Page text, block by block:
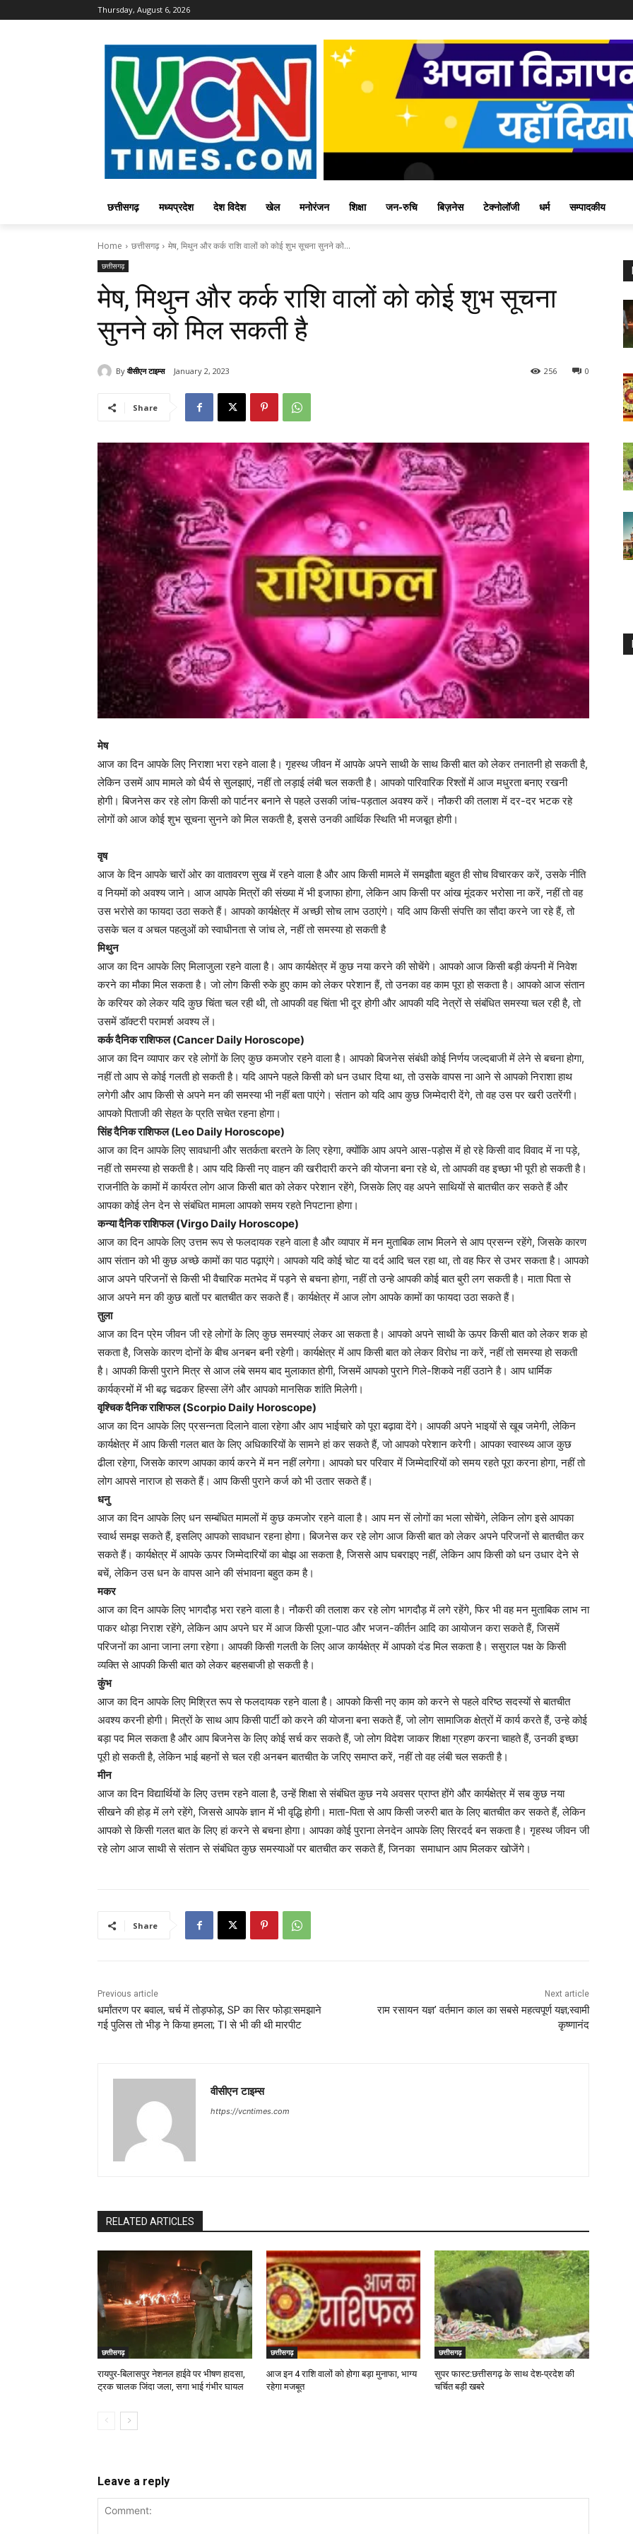
Thursday, August 6, 2026
छत्तीसगढ़ मध्यप्रदेश देश विदेश खेल मनोरंजन शिक्षा जन-रुचि बिज़नेस टेक्नोलॉजी धर्म सम्पादकीय
Home छत्तीसगढ़ मेष, मिथुन और कर्क राशि वालों को कोई शुभ सूचना सुनने को...
छत्तीसगढ़
मेष, मिथुन और कर्क राशि वालों को कोई शुभ सूचना
सुनने को मिल सकती है
By वीसीएन टाइम्स January 2, 2023 0
256
Share
मेष
आज का दिन आपके लिए निराशा भरा रहने वाला है। गृहस्थ जीवन में आपके अपने साथी के साथ किसी बात को लेकर तनातनी हो सकती है,
लेकिन उसमें आप मामले को धैर्य से सुलझाएं, नहीं तो लड़ाई लंबी चल सकती है। आपको पारिवारिक रिश्तों में आज मधुरता बनाए रखनी
होगी। बिजनेस कर रहे लोग किसी को पार्टनर बनाने से पहले उसकी जांच-पड़ताल अवश्य करें। नौकरी की तलाश में दर-दर भटक रहे
लोगों को आज कोई शुभ सूचना सुनने को मिल सकती है, इससे उनकी आर्थिक स्थिति भी मजबूत होगी।
वृष
आज के दिन आपके चारों ओर का वातावरण सुख में रहने वाला है और आप किसी मामले में समझौता बहुत ही सोच विचारकर करें, उसके नीति
व नियमों को अवश्य जाने। आज आपके मित्रों की संख्या में भी इजाफा होगा, लेकिन आप किसी पर आंख मूंदकर भरोसा ना करें, नहीं तो वह
उस भरोसे का फायदा उठा सकते हैं। आपको कार्यक्षेत्र में अच्छी सोच लाभ उठाएंगे। यदि आप किसी संपत्ति का सौदा करने जा रहे हैं, तो
उसके चल व अचल पहलुओं को स्वाधीनता से जांच ले, नहीं तो समस्या हो सकती है
मिथुन
आज का दिन आपके लिए मिलाजुला रहने वाला है। आप कार्यक्षेत्र में कुछ नया करने की सोचेंगे। आपको आज किसी बड़ी कंपनी में निवेश
करने का मौका मिल सकता है। जो लोग किसी रुके हुए काम को लेकर परेशान हैं, तो उनका वह काम पूरा हो सकता है। आपको आज संतान
के करियर को लेकर यदि कुछ चिंता चल रही थी, तो आपकी वह चिंता भी दूर होगी और आपकी यदि नेत्रों से संबंधित समस्या चल रही है, तो
उसमें डॉक्टरी परामर्श अवश्य लें।
कर्क दैनिक राशिफल (Cancer Daily Horoscope)
आज का दिन व्यापार कर रहे लोगों के लिए कुछ कमजोर रहने वाला है। आपको बिजनेस संबंधी कोई निर्णय जल्दबाजी में लेने से बचना होगा,
नहीं तो आप से कोई गलती हो सकती है। यदि आपने पहले किसी को धन उधार दिया था, तो उसके वापस ना आने से आपको निराशा हाथ
लगेगी और आप किसी से अपने मन की समस्या भी नहीं बता पाएंगे। संतान को यदि आप कुछ जिम्मेदारी देंगे, तो वह उस पर खरी उतरेंगी।
आपको पिताजी की सेहत के प्रति सचेत रहना होगा।
सिंह दैनिक राशिफल (Leo Daily Horoscope)
आज का दिन आपके लिए सावधानी और सतर्कता बरतने के लिए रहेगा, क्योंकि आप अपने आस-पड़ोस में हो रहे किसी वाद विवाद में ना पड़े,
नहीं तो समस्या हो सकती है। आप यदि किसी नए वाहन की खरीदारी करने की योजना बना रहे थे, तो आपकी वह इच्छा भी पूरी हो सकती है।
राजनीति के कामों में कार्यरत लोग आज किसी बात को लेकर परेशान रहेंगे, जिसके लिए वह अपने साथियों से बातचीत कर सकते हैं और
आपका कोई लेन देन से संबंधित मामला आपको समय रहते निपटाना होगा।
कन्या दैनिक राशिफल (Virgo Daily Horoscope)
आज का दिन आपके लिए उत्तम रूप से फलदायक रहने वाला है और व्यापार में मन मुताबिक लाभ मिलने से आप प्रसन्न रहेंगे, जिसके कारण
आप संतान को भी कुछ अच्छे कामों का पाठ पढ़ाएंगे। आपको यदि कोई चोट या दर्द आदि चल रहा था, तो वह फिर से उभर सकता है। आपको
आज अपने परिजनों से किसी भी वैचारिक मतभेद में पड़ने से बचना होगा, नहीं तो उन्हे आपकी कोई बात बुरी लग सकती है। माता पिता से
आज अपने मन की कुछ बातों पर बातचीत कर सकते हैं। कार्यक्षेत्र में आज लोग आपके कामों का फायदा उठा सकते हैं।
तुला
आज का दिन प्रेम जीवन जी रहे लोगों के लिए कुछ समस्याएं लेकर आ सकता है। आपको अपने साथी के ऊपर किसी बात को लेकर शक हो
सकता है, जिसके कारण दोनों के बीच अनबन बनी रहेगी। कार्यक्षेत्र में आप किसी बात को लेकर विरोध ना करें, नहीं तो समस्या हो सकती
है। आपकी किसी पुराने मित्र से आज लंबे समय बाद मुलाकात होगी, जिसमें आपको पुराने गिले-शिकवे नहीं उठाने है। आप धार्मिक
कार्यक्रमों में भी बढ़ चढकर हिस्सा लेंगे और आपको मानसिक शांति मिलेगी।
वृश्चिक दैनिक राशिफल (Scorpio Daily Horoscope)
आज का दिन आपके लिए प्रसन्नता दिलाने वाला रहेगा और आप भाईचारे को पूरा बढ़ावा देंगे। आपकी अपने भाइयों से खूब जमेगी, लेकिन
कार्यक्षेत्र में आप किसी गलत बात के लिए अधिकारियों के सामने हां कर सकते हैं, जो आपको परेशान करेगी। आपका स्वास्थ्य आज कुछ
ढीला रहेगा, जिसके कारण आपका कार्य करने में मन नहीं लगेगा। आपको घर परिवार में जिम्मेदारियों को समय रहते पूरा करना होगा, नहीं तो
लोग आपसे नाराज हो सकते हैं। आप किसी पुराने कर्ज को भी उतार सकते हैं।
धनु
आज का दिन आपके लिए धन सम्बंधित मामलों में कुछ कमजोर रहने वाला है। आप मन सें लोगों का भला सोचेंगे, लेकिन लोग इसे आपका
स्वार्थ समझ सकते हैं, इसलिए आपको सावधान रहना होगा। बिजनेस कर रहे लोग आज किसी बात को लेकर अपने परिजनों से बातचीत कर
सकते हैं। कार्यक्षेत्र में आपके ऊपर जिम्मेदारियों का बोझ आ सकता है, जिससे आप घबराइए नहीं, लेकिन आप किसी को धन उधार देने से
बचें, लेकिन उस धन के वापस आने की संभावना बहुत कम है।
मकर
आज का दिन आपके लिए भागदौड़ भरा रहने वाला है। नौकरी की तलाश कर रहे लोग भागदौड़ में लगे रहेंगे, फिर भी वह मन मुताबिक लाभ ना
पाकर थोड़ा निराश रहेंगे, लेकिन आप अपने घर में आज किसी पूजा-पाठ और भजन-कीर्तन आदि का आयोजन करा सकते हैं, जिसमें
परिजनों का आना जाना लगा रहेगा। आपकी किसी गलती के लिए आज कार्यक्षेत्र में आपको दंड मिल सकता है। ससुराल पक्ष के किसी
व्यक्ति से आपकी किसी बात को लेकर बहसबाजी हो सकती है।
कुंभ
आज का दिन आपके लिए मिश्रित रूप से फलदायक रहने वाला है। आपको किसी नए काम को करने से पहले वरिष्ठ सदस्यों से बातचीत
अवश्य करनी होगी। मित्रों के साथ आप किसी पार्टी को करने की योजना बना सकते हैं, जो लोग सामाजिक क्षेत्रों में कार्य करते हैं, उन्हे कोई
बड़ा पद मिल सकता है और आप बिजनेस के लिए कोई सर्च कर सकते हैं, जो लोग विदेश जाकर शिक्षा ग्रहण करना चाहते हैं, उनकी इच्छा
पूरी हो सकती है, लेकिन भाई बहनों से चल रही अनबन बातचीत के जरिए समाप्त करें, नहीं तो वह लंबी चल सकती है।
मीन
आज का दिन विद्यार्थियों के लिए उत्तम रहने वाला है, उन्हें शिक्षा से संबंधित कुछ नये अवसर प्राप्त होंगे और कार्यक्षेत्र में सब कुछ नया
सीखने की होड़ में लगे रहेंगे, जिससे आपके ज्ञान में भी वृद्धि होगी। माता-पिता से आप किसी जरुरी बात के लिए बातचीत कर सकते हैं, लेकिन
आपको से किसी गलत बात के लिए हां करने से बचना होगा। आपका कोई पुराना लेनदेन आपके लिए सिरदर्द बन सकता है। गृहस्थ जीवन जी
रहे लोग आज साथी से संतान से संबंधित कुछ समस्याओं पर बातचीत कर सकते हैं, जिनका समाधान आप मिलकर खोजेंगे।
Share
Previous article
धर्मांतरण पर बवाल, चर्च में तोड़फोड़, SP का सिर फोड़ा:समझाने
गई पुलिस तो भीड़ ने किया हमला; TI से भी की थी मारपीट
Next article
राम रसायन यज्ञ’ वर्तमान काल का सबसे महत्वपूर्ण यज्ञ;स्वामी
कृष्णानंद
वीसीएन टाइम्स
https://vcntimes.com
RELATED ARTICLES
छत्तीसगढ़
रायपुर-बिलासपुर नेशनल हाईवे पर भीषण हादसा,
ट्रक चालक जिंदा जला, सगा भाई गंभीर घायल
छत्तीसगढ़
आज इन 4 राशि वालों को होगा बड़ा मुनाफा, भाग्य
रहेगा मजबूत
छत्तीसगढ़
सुपर फास्ट:छत्तीसगढ़ के साथ देश-प्रदेश की
चर्चित बड़ी खबरे
Leave a reply